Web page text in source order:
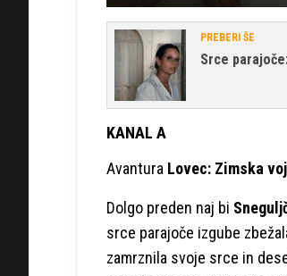
PREBERI ŠE
Srce
KANAL A
Avantura Lovec: Zimska
Dolgo preden naj bi
srce parajoče izgube
zamrznila svoje srce in